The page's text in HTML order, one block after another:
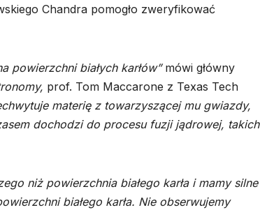
Chandra pomogło zweryfikować
powierzchni białych karłów”mówi główny
prof. Tom Maccarone z Texas Tech
materię z towarzyszącej mu gwiazdy,
dochodzi do procesu fuzji jądrowej, takich
niż powierzchnia białego karła i mamy silne
białego karła. Nie obserwujemy